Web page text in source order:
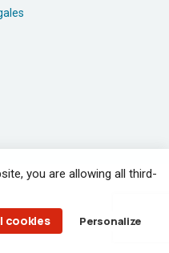
you are allowing all third-
cookies Personalize